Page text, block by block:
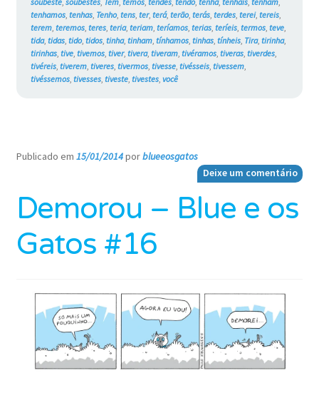
tenhamos, tenhas, Tenho, tens, ter, terá, terão, terás, terdes, terei, tereis,
terem, teremos, teres, teria, teriam, teríamos, terias, teríeis, termos, teve,
tida, tidas, tido, tidos, tinha, tinham, tínhamos, tinhas, tínheis, Tira, tirinha,
tirinhas, tive, tivemos, tiver, tivera, tiveram, tivéramos, tiveras, tiverdes,
tivéreis, tiverem, tiveres, tivermos, tivesse, tivésseis, tivessem,
tivéssemos, tivesses, tiveste, tivestes, você
Publicado em 15/01/2014porblueeosgatos
Deixe um comentário
Demorou – Blue e os
Gatos #16